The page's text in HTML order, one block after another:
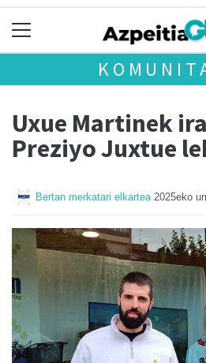
Uxue Martinek
Preziyo Juxtue
Bertan merkatari elkartea 2025eko